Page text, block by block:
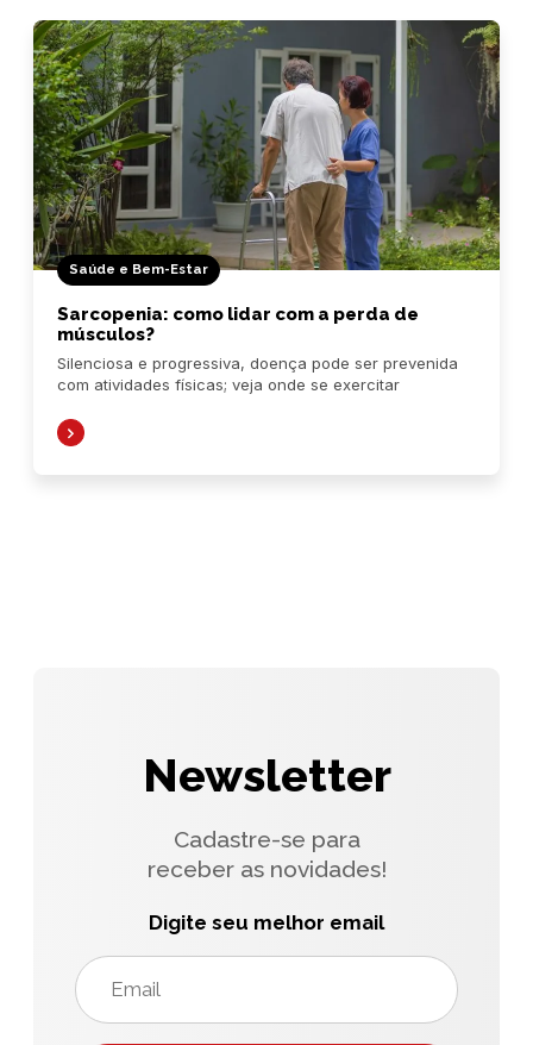
Saúde e Bem-Estar
Sarcopenia: como lidar com a perda de
músculos?
Silenciosa e progressiva, doença pode ser prevenida
com atividades físicas; veja onde se exercitar
Newsletter
Cadastre-se para
receber as novidades!
Digite seu melhor email